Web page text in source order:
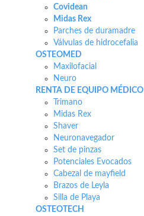
Covidean
Midas Rex
Parches de duramadre
Válvulas de hidrocefalia
OSTEOMED
Maxilofacial
Neuro
RENTA DE EQUIPO MÉDICO
Trimano
Midas Rex
Shaver
Neuronavegador
Set de pinzas
Potenciales Evocados
Cabezal de mayfield
Brazos de Leyla
Silla de Playa
OSTEOTECH